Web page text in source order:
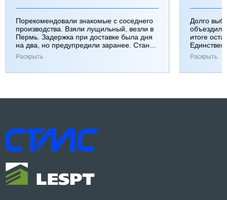
Порекомендовали знакомые с соседнего
производства. Взяли лущильный, везли в
Пермь. Задержка при доставке была дня
на два, но предупредили заранее. Станок
работает хорошо, к качеству вопросов нет.
Раскрыть
Долго
итоге
Раскрыть